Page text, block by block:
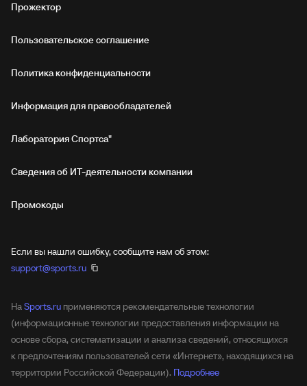
Прожектор
Пользовательское соглашение
Политика конфиденциальности
Информация для правообладателей
Лаборатория Спортса"
Сведения об ИТ‑деятельности компании
Промокоды
Если вы нашли ошибку, сообщите нам об этом:
support@sports.ru
НаSports.ru применяются рекомендательные технологии
(информационные технологии предоставления информации на
основе сбора, систематизации и анализа сведений, относящихся
к предпочтениям пользователей сети «Интернет», находящихся на
территории Российской Федерации). Подробнее